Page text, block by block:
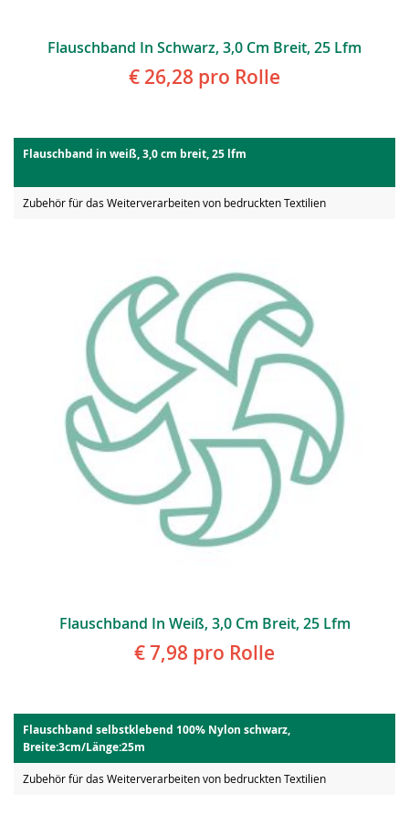
Flauschband In Schwarz, 3,0 Cm Breit, 25 Lfm
€ 26,28 pro Rolle
Flauschband in weiß, 3,0 cm breit, 25 lfm
Zubehör für das Weiterverarbeiten von bedruckten Textilien
Flauschband In Weiß, 3,0 Cm Breit, 25 Lfm
€ 7,98 pro Rolle
Flauschband selbstklebend 100% Nylon schwarz,
Breite:3cm/Länge:25m
Zubehör für das Weiterverarbeiten von bedruckten Textilien